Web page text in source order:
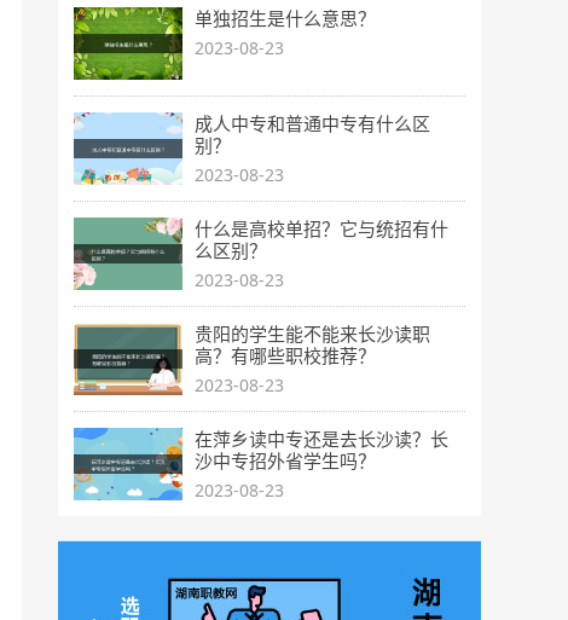
单独招生是什么意思？
2023-08-23
成人中专和普通中专有什么区
别？
2023-08-23
什么是高校单招？它与统招有什
么区别？
2023-08-23
贵阳的学生能不能来长沙读职
高？有哪些职校推荐？
2023-08-23
在萍乡读中专还是去长沙读？长
沙中专招外省学生吗？
2023-08-23